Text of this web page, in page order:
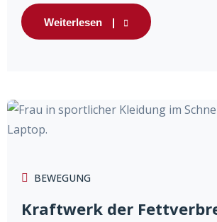
Weiterlesen
BEWEGUNG
Kraftwerk der